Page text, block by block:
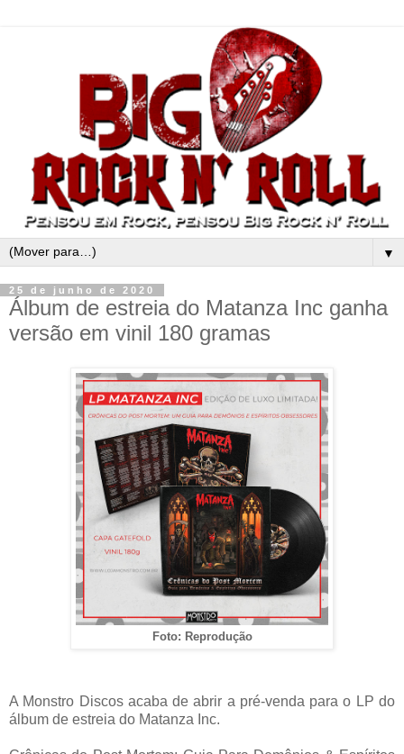
▼
25 de junho de 2020
Álbum de estreia do Matanza Inc ganha
versão em vinil 180 gramas
Foto: Reprodução
A Monstro Discos acaba de abrir a pré-venda para o LP do
álbum de estreia do Matanza Inc.